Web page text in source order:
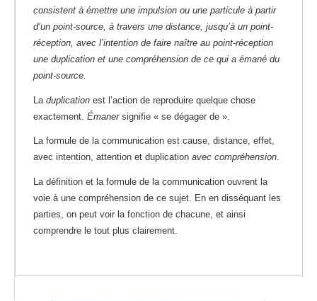
consistent à émettre une impulsion ou une particule à partir
d’un point-source, à travers une distance, jusqu’à un point-
réception, avec l’intention de faire naître au point-réception
une duplication et une compréhension de ce qui a émané du
point-source.
La duplication est l’action de reproduire quelque chose
exactement. Émanersignifie « se dégager de ».
La formule de la communication est cause, distance, effet,
avec intention, attention et duplication avec compréhension.
La définition et la formule de la communication ouvrent la
voie à une compréhension de ce sujet. En en disséquant les
parties, on peut voir la fonction de chacune, et ainsi
comprendre le tout plus clairement.